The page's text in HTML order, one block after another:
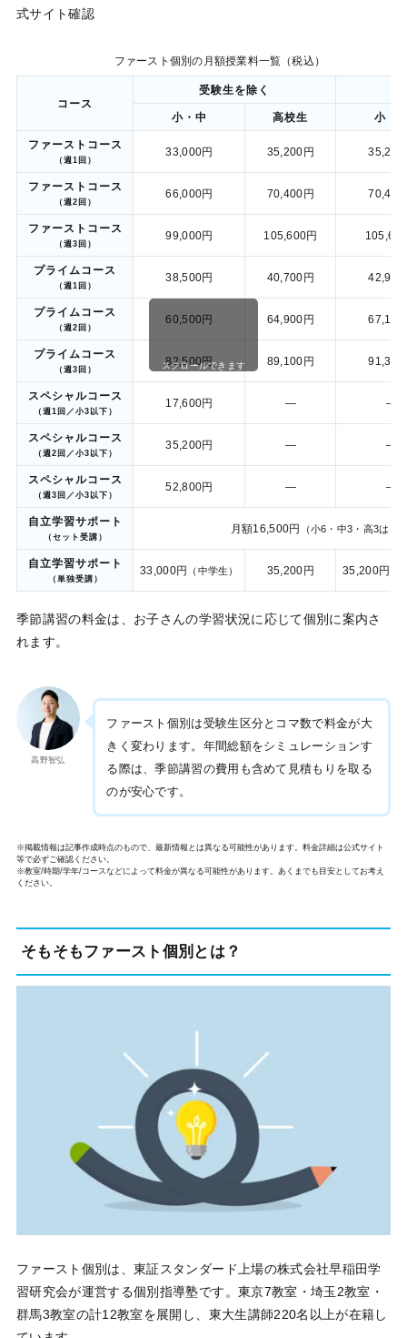
式サイト確認
ファースト個別の月額授業料一覧（税込）
コース
受験生を除く
小・中 高校生 小・
ファーストコース
（週1回）
33,000円 35,200円 35,200
ファーストコース
（週2回）
66,000円 70,400円 70,400
ファーストコース
（週3回）
99,000円 105,600円
プライムコース
（週1回）
38,500円 40,700円 42,900
プライムコース
（週2回）
60,500円 64,900円 67,100
プライムコース
（週3回）
82,500円 89,100円 91,300
スペシャルコース
（週1回／小3以下）
17,600円 — —
スペシャルコース
（週2回／小3以下）
35,200円 — —
スペシャルコース
（週3回／小3以下）
52,800円 — —
自立学習サポート
（セット受講）
月額16,500円 （小6・中3・高3は
自立学習サポート
（単独受講）
33,000円 （中学生） 35,200円 35,200円
スクロールできます
季節講習の料金は、お子さんの学習状況に応じて個別に案内さ
れます。
高野智弘
ファースト個別は受験生区分とコマ数で料金が大
きく変わります。年間総額をシミュレーションす
る際は、季節講習の費用も含めて見積もりを取る
のが安心です。
※掲載情報は記事作成時点のもので、最新情報とは異なる可能性があります。料金詳細は公式サイト
等で必ずご確認ください。
※教室/時期/学年/コースなどによって料金が異なる可能性があります。あくまでも目安としてお考え
ください。
そもそもファースト個別とは？
ファースト個別は、東証スタンダード上場の株式会社早稲田学
習研究会が運営する個別指導塾です。東京7教室・埼玉2教室・
群馬3教室の計12教室を展開し、東大生講師220名以上が在籍し